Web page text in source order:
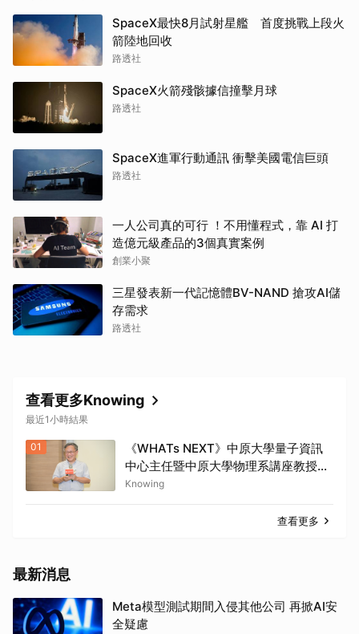
SpaceX最快8月試射星艦 首度挑戰上段火
箭陸地回收
路透社
SpaceX火箭殘骸據信撞擊月球
路透社
SpaceX進軍行動通訊 衝擊美國電信巨頭
路透社
一人公司真的可行 ！不用懂程式，靠 AI 打
造億元級產品的3個真實案例
創業小聚
三星發表新一代記憶體BV-NAND 搶攻AI儲
存需求
路透社
查看更多Knowing
最近1小時結果
01
《WHATs NEXT》中原大學量子資訊
中心主任暨中原大學物理系講座教授張
慶瑞：Q-day的countdown現在已經
Knowing
查看更多
最新消息
Meta模型測試期間入侵其他公司 再掀AI安
全疑慮